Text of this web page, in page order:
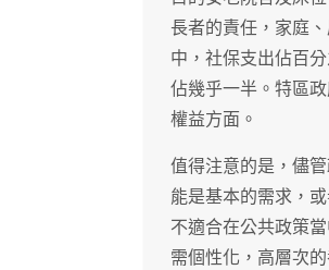
長者的責任，家庭
中，社保支出佔百
佔幾乎一半。特區
權益方面。
值得注意的是，儘
能是基本的需求，
不適合在公共政策
需個性化，高層次